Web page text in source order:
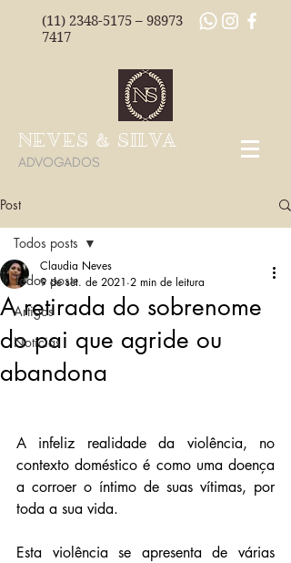
(11) 2348-5175 – 98973
7417
NEVES & SILVA
ADVOGADOS
Post
Todos posts
Artigos
Notícias
Todos posts
A retirada do sobrenome
do pai que agride ou
abandona
Claudia Neves
9 de set. de 2021 2 min de leitura
A infeliz realidade da violência, no
contexto doméstico é como uma doença
a corroer o íntimo de suas vítimas, por
toda a sua vida.
Esta violência se apresenta de várias